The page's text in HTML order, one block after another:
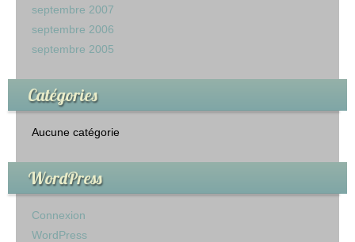
septembre 2007
septembre 2006
septembre 2005
Catégories
Aucune catégorie
WordPress
Connexion
WordPress